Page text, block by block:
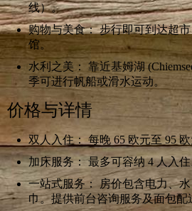
线）。
购物与美食： 步行即可到达超
馆。
水利之美： 靠近基姆湖
季可进行帆船或滑水运动。
价格与详情
双人入住： 每晚 65 欧元至 95
加床服务： 最多可容纳 4 人入住
一站式服务： 房价包含电力、
巾。提供前台咨询服务及面包配